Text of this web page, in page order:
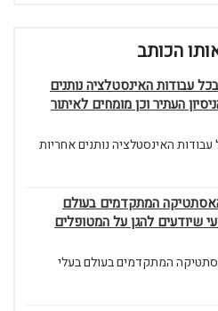
הכותב
עבודות האינסטלציה נותנים
העתיר וכן מומחים לאיתור
האינסטלציה נותנים אחריות
המתקדמים בעולם
שיודעים להגן על המטופלים
המתקדמים בעולם בעלי